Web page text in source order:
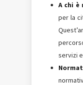
A chi è
per la
servizi